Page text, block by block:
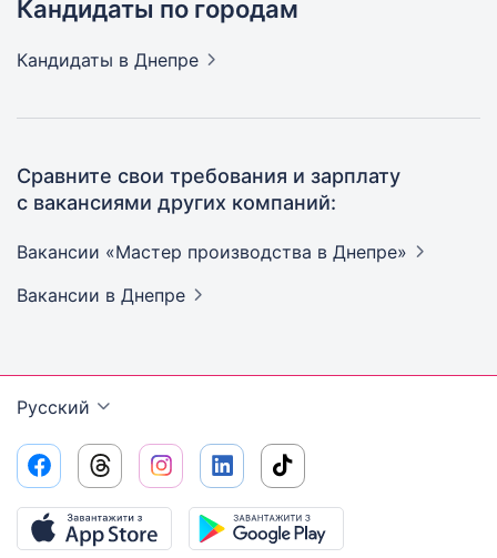
Кандидаты по городам
Кандидаты в Днепре
Сравните свои требования и зарплату
с вакансиями других компаний:
Вакансии «Мастер производства в Днепре»
Вакансии в Днепре
Русский